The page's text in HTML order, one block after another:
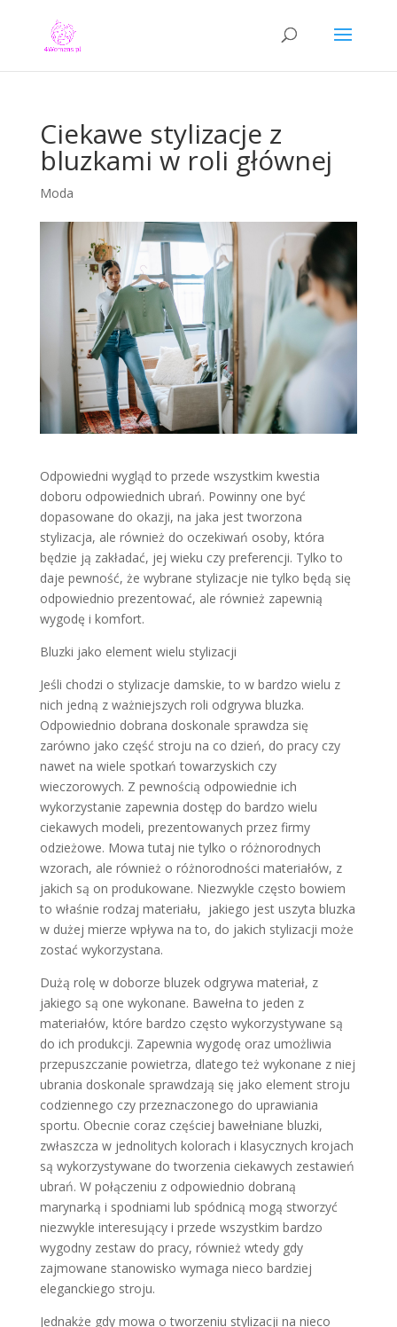
Ciekawe stylizacje z
bluzkami w roli głównej
Moda
Odpowiedni wygląd to przede wszystkim kwestia
doboru odpowiednich ubrań. Powinny one być
dopasowane do okazji, na jaka jest tworzona
stylizacja, ale również do oczekiwań osoby, która
będzie ją zakładać, jej wieku czy preferencji. Tylko to
daje pewność, że wybrane stylizacje nie tylko będą się
odpowiednio prezentować, ale również zapewnią
wygodę i komfort.
Bluzki jako element wielu stylizacji
Jeśli chodzi o stylizacje damskie, to w bardzo wielu z
nich jedną z ważniejszych roli odgrywa bluzka.
Odpowiednio dobrana doskonale sprawdza się
zarówno jako część stroju na co dzień, do pracy czy
nawet na wiele spotkań towarzyskich czy
wieczorowych. Z pewnością odpowiednie ich
wykorzystanie zapewnia dostęp do bardzo wielu
ciekawych modeli, prezentowanych przez firmy
odzieżowe. Mowa tutaj nie tylko o różnorodnych
wzorach, ale również o różnorodności materiałów, z
jakich są on produkowane. Niezwykle często bowiem
to właśnie rodzaj materiału, jakiego jest uszyta bluzka
w dużej mierze wpływa na to, do jakich stylizacji może
zostać wykorzystana.
Dużą rolę w doborze bluzek odgrywa materiał, z
jakiego są one wykonane. Bawełna to jeden z
materiałów, które bardzo często wykorzystywane są
do ich produkcji. Zapewnia wygodę oraz umożliwia
przepuszczanie powietrza, dlatego też wykonane z niej
ubrania doskonale sprawdzają się jako element stroju
codziennego czy przeznaczonego do uprawiania
sportu. Obecnie coraz częściej bawełniane bluzki,
zwłaszcza w jednolitych kolorach i klasycznych krojach
są wykorzystywane do tworzenia ciekawych zestawień
ubrań. W połączeniu z odpowiednio dobraną
marynarką i spodniami lub spódnicą mogą stworzyć
niezwykle interesujący i przede wszystkim bardzo
wygodny zestaw do pracy, również wtedy gdy
zajmowane stanowisko wymaga nieco bardziej
eleganckiego stroju.
Jednakże gdy mowa o tworzeniu stylizacji na nieco